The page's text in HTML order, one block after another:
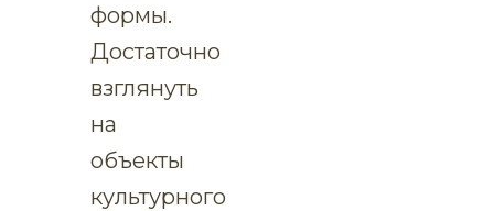
формы.
Достаточно
взглянуть
на
объекты
культурного